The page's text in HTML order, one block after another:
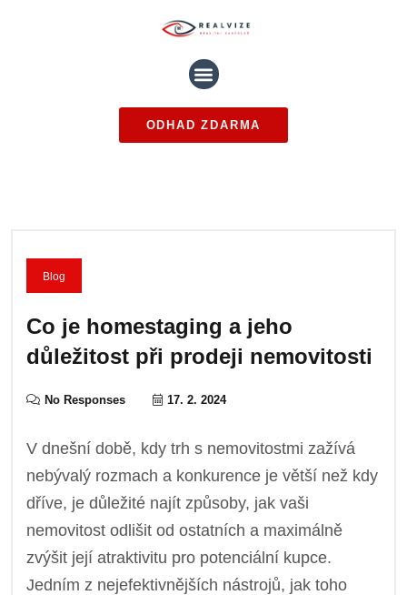
ODHAD ZDARMA
Blog
Co je homestaging a jeho
důležitost při prodeji nemovitosti
No Responses 17. 2. 2024
V dnešní době, kdy trh s nemovitostmi zažívá
nebývalý rozmach a konkurence je větší než kdy
dříve, je důležité najít způsoby, jak vaši
nemovitost odlišit od ostatních a maximálně
zvýšit její atraktivitu pro potenciální kupce.
Jedním z nejefektivnějších nástrojů, jak toho